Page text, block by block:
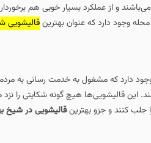
و از عملکرد بسیار خوبی هم
وجود دارد که عنوان بهترینقالیشویی
دارد که مشغول به خدمت رسانی به
این قالیشویی‌ها هیچ گونه شکایتی را
جلب کنند و جزو بهترینقالیشویی در شیخ